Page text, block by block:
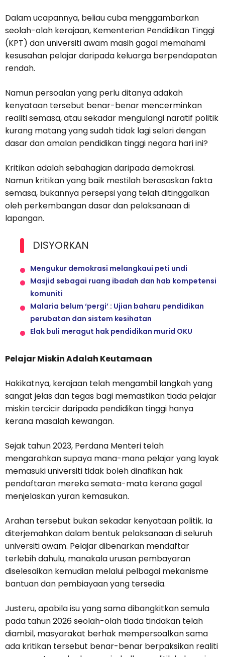
Dalam ucapannya, beliau cuba menggambarkan
seolah-olah kerajaan, Kementerian Pendidikan Tinggi
(KPT) dan universiti awam masih gagal memahami
kesusahan pelajar daripada keluarga berpendapatan
rendah.
Namun persoalan yang perlu ditanya adakah
kenyataan tersebut benar-benar mencerminkan
realiti semasa, atau sekadar mengulangi naratif politik
kurang matang yang sudah tidak lagi selari dengan
dasar dan amalan pendidikan tinggi negara hari ini?
Kritikan adalah sebahagian daripada demokrasi.
Namun kritikan yang baik mestilah berasaskan fakta
semasa, bukannya persepsi yang telah ditinggalkan
oleh perkembangan dasar dan pelaksanaan di
lapangan.
DISYORKAN
Mengukur demokrasi melangkaui peti undi
Masjid sebagai ruang ibadah dan hab kompetensi
komuniti
Malaria belum ‘pergi’ : Ujian baharu pendidikan
perubatan dan sistem kesihatan
Elak buli meragut hak pendidikan murid OKU
Pelajar Miskin Adalah Keutamaan
Hakikatnya, kerajaan telah mengambil langkah yang
sangat jelas dan tegas bagi memastikan tiada pelajar
miskin tercicir daripada pendidikan tinggi hanya
kerana masalah kewangan.
Sejak tahun 2023, Perdana Menteri telah
mengarahkan supaya mana-mana pelajar yang layak
memasuki universiti tidak boleh dinafikan hak
pendaftaran mereka semata-mata kerana gagal
menjelaskan yuran kemasukan.
Arahan tersebut bukan sekadar kenyataan politik. Ia
diterjemahkan dalam bentuk pelaksanaan di seluruh
universiti awam. Pelajar dibenarkan mendaftar
terlebih dahulu, manakala urusan pembayaran
diselesaikan kemudian melalui pelbagai mekanisme
bantuan dan pembiayaan yang tersedia.
Justeru, apabila isu yang sama dibangkitkan semula
pada tahun 2026 seolah-olah tiada tindakan telah
diambil, masyarakat berhak mempersoalkan sama
ada kritikan tersebut benar-benar berpaksikan realiti